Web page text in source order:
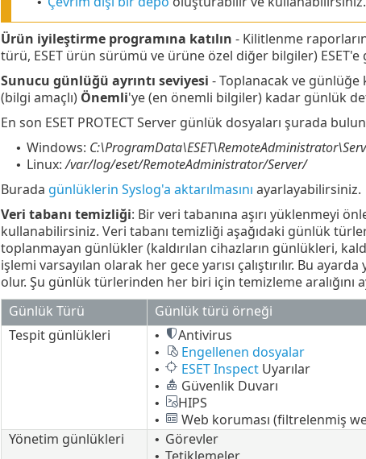
Ürün iyileştirme programına katılın - Kilitlenme
türü, ESET ürün sürümü ve ürüne özel diğer bilgiler)
Sunucu günlüğü ayrıntı seviyesi - Toplanacak ve
(bilgi amaçlı) Önemli'ye (en önemli bilgiler) kadar günlük
En son ESET PROTECT Server günlük dosyaları şurada
• Windows:
• Linux:/var/log/eset/RemoteAdministrator/Server/
Burada günlüklerin Syslog'a aktarılmasını ayarlayabilirsiniz.
Veri tabanı temizliği: Bir veri tabanına aşırı yüklenmeyi
kullanabilirsiniz. Veri tabanı temizliği aşağıdaki günlük
toplanmayan günlükler (kaldırılan cihazların günlükleri,
işlemi varsayılan olarak her gece yarısı çalıştırılır. Bu
olur. Şu günlük türlerinden her biri için temizleme aralığını
Günlük Türü
Günlük türü örneği
Tespit günlükleri
• Antivirus
• Engellenen dosyalar
• ESET InspectUyarılar
• Güvenlik Duvarı
• HIPS
•
Web koruması (filtrelenmiş
Yönetim günlükleri
• Görevler